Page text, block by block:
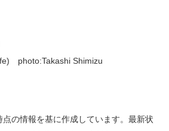
photo:Takashi Shimizu
の情報を基に作成しています。最新状